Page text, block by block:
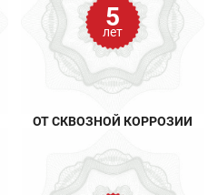
5
лет
ОТ СКВОЗНОЙ КОРРОЗИИ